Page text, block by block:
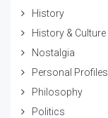
History
History & Culture
Nostalgia
Personal Profiles
Philosophy
Politics